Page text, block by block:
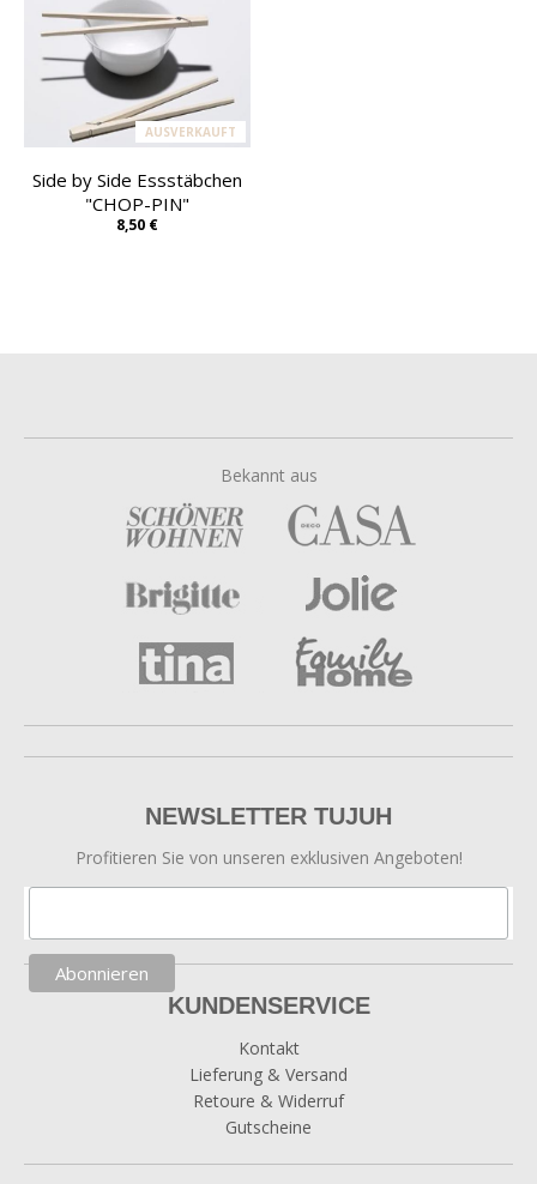
AUSVERKAUFT
Side by Side Essstäbchen
"CHOP-PIN"
8,50 €
Bekannt aus
NEWSLETTER TUJUH
Profitieren Sie von unseren exklusiven Angeboten!
KUNDENSERVICE
Kontakt
Lieferung & Versand
Retoure & Widerruf
Gutscheine